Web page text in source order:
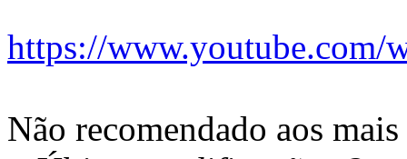
https://
Não recomendado aos